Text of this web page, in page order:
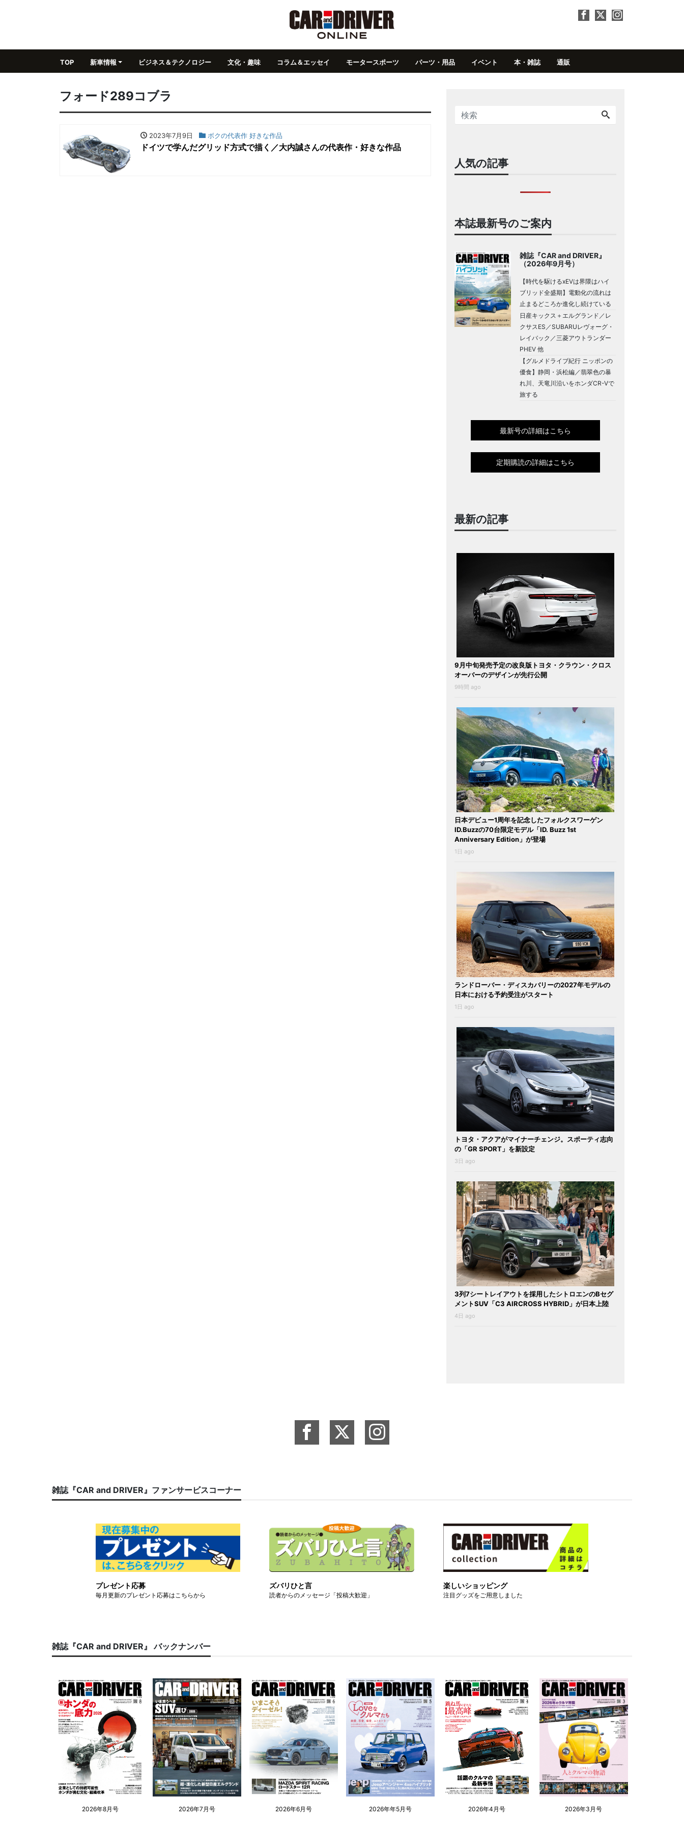
TOP 新車情報 ビジネス＆テクノロジー 文化・趣味 コラム＆エッセイ モータースポーツ パーツ・用品 イベント 本・雑誌 通販
フォード289コブラ
2023年7月9日 ボクの代表作 好きな作品
ドイツで学んだグリッド方式で描く／大内誠さんの代表作・好きな作品
人気の記事
本誌最新号のご案内
雑誌『CAR and DRIVER』
（2026年9月号）
【時代を駆けるxEVは界隈はハイ
ブリッド全盛期】電動化の流れは
止まるどころか進化し続けている
日産キックス＋エルグランド／レ
クサスES／SUBARUレヴォーグ・
レイバック／三菱アウトランダー
PHEV 他
【グルメドライブ紀行 ニッポンの
優食】静岡・浜松編／翡翠色の暴
れ川、天竜川沿いをホンダCR-Vで
旅する
最新号の詳細はこちら
定期購読の詳細はこちら
最新の記事
9月中旬発売予定の改良版トヨタ・クラウン・クロス
オーバーのデザインが先行公開
9時間 ago
日本デビュー1周年を記念したフォルクスワーゲン
ID.Buzzの70台限定モデル「ID. Buzz 1st
Anniversary Edition」が登場
1日 ago
ランドローバー・ディスカバリーの2027年モデルの
日本における予約受注がスタート
1日 ago
トヨタ・アクアがマイナーチェンジ。スポーティ志向
の「GR SPORT」を新設定
3日 ago
3列7シートレイアウトを採用したシトロエンのBセグ
メントSUV「C3 AIRCROSS HYBRID」が日本上陸
4日 ago
雑誌『CAR and DRIVER』ファンサービスコーナー
プレゼント応募
毎月更新のプレゼント応募はこちらから
ズバリひと言
読者からのメッセージ「投稿大歓迎」
楽しいショッピング
注目グッズをご用意しました
雑誌『CAR and DRIVER』 バックナンバー
2026年8月号 2026年7月号 2026年6月号 2026年年5月号 2026年4月号 2026年3月号